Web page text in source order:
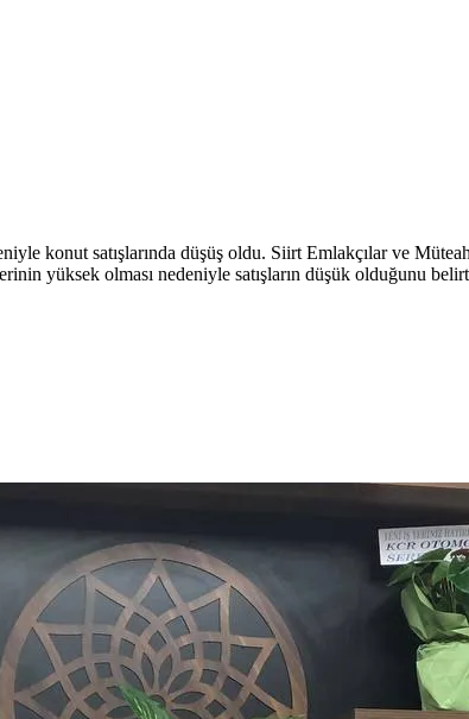
konut satışlarında düşüş oldu. Siirt Emlakçılar ve
yüksek olması nedeniyle satışların düşük olduğunu